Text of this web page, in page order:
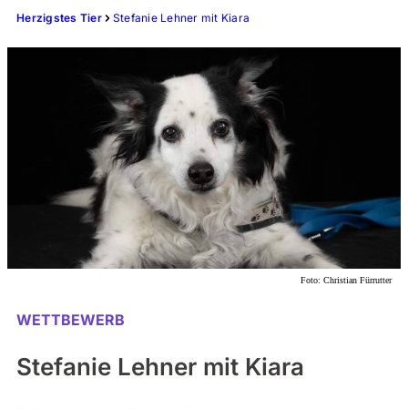
Herzigstes Tier Stefanie Lehner mit Kiara
Foto: Christian Fürrutter
WETTBEWERB
Stefanie Lehner mit Kiara